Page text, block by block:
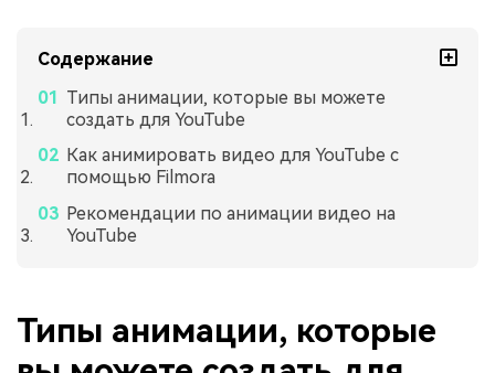
Содержание
Типы анимации, которые вы можете
создать для YouTube
Как анимировать видео для YouTube с
помощью Filmora
Рекомендации по анимации видео на
YouTube
Типы анимации, которые